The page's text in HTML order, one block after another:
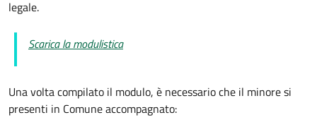
legale.
Scarica la modulistica
Una volta compilato il modulo, è necessario che il minore si
presenti in Comune accompagnato: